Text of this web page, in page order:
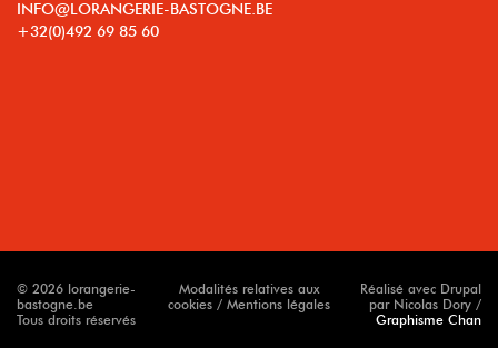
INFO@LORANGERIE-BASTOGNE.BE
+32(0)492 69 85 60
© 2026 lorangerie-
bastogne.be
Tous droits réservés
Modalités relatives aux
cookies / Mentions légales
Réalisé avec Drupal
par Nicolas Dory /
Graphisme Chan